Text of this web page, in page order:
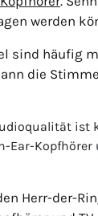
werden
sind häufig
die
Herr-der-